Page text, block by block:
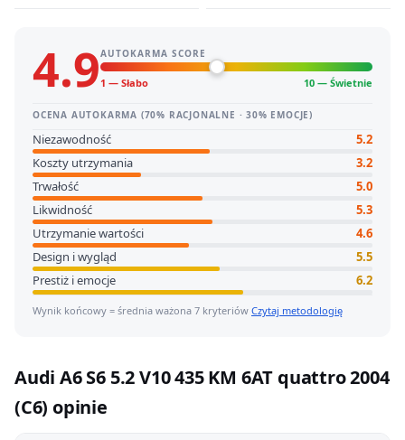
4.9AUTOKARMA SCORE
1 — Słabo 10 — Świetnie
OCENA AUTOKARMA (70% RACJONALNE · 30% EMOCJE)
Niezawodność
5.2
Koszty utrzymania
3.2
Trwałość
5.0
Likwidność
5.3
Utrzymanie wartości
4.6
Design i wygląd
5.5
Prestiż i emocje
6.2
Wynik końcowy = średnia ważona 7 kryteriów Czytaj metodologię
Audi A6 S6 5.2 V10 435 KM 6AT quattro 2004
(C6) opinie